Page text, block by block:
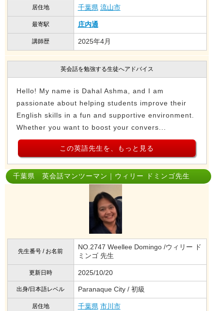
居住地 千葉県 流山市
最寄駅 庄内通
講師歴 2025年4月
英会話を勉強する生徒へアドバイス
Hello! My name is Dahal Ashma, and I am
passionate about helping students improve their
English skills in a fun and supportive environment.
Whether you want to boost your convers...
この英語先生を、もっと見る
千葉県 英会話マンツーマン｜ウィリー ドミンゴ先生
先生番号 / お名前
NO.2747 Weellee Domingo /ウィリー ド
ミンゴ 先生
更新日時 2025/10/20
出身/日本語レベル Paranaque City / 初級
居住地 千葉県 市川市